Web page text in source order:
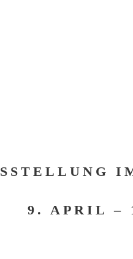
9. APRIL –